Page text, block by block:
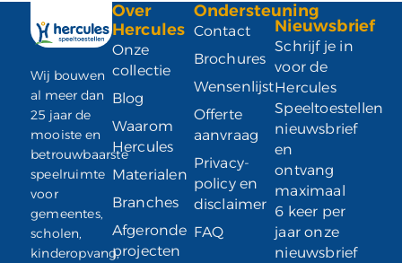
Wij bouwen
al meer dan
25 jaar de
mooiste en
betrouwbaarste
speelruimte
voor
gemeentes,
scholen,
kinderopvang,
Over
Hercules
Onze
collectie
Blog
Waarom
Hercules
Materialen
Branches
Afgeronde
projecten
Ondersteuning
Contact
Brochures
Wensenlijst
Offerte
aanvraag
Privacy-
policy en
disclaimer
FAQ
Nieuwsbrief
Schrijf je in
voor de
Hercules
Speeltoestellen
nieuwsbrief
en
ontvang
maximaal
6 keer per
jaar onze
nieuwsbrief